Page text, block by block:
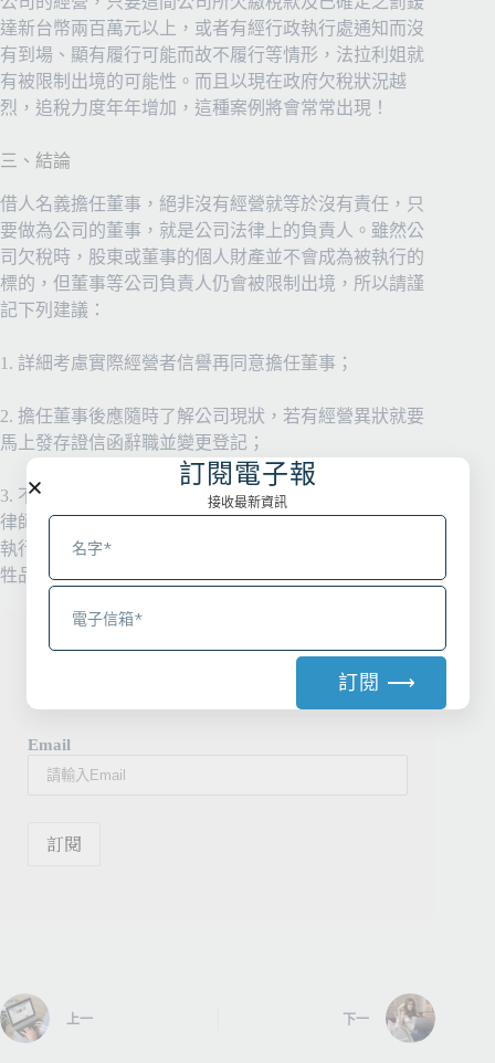
達新台幣兩百萬元以上，或者有經行政執行處通知而沒
有到場、顯有履行可能而故不履行等情形，法拉利姐就
有被限制出境的可能性。而且以現在政府欠稅狀況越
烈，追稅力度年年增加，這種案例將會常常出現！
三、結論
借人名義擔任董事，絕非沒有經營就等於沒有責任，只
要做為公司的董事，就是公司法律上的負責人。雖然公
司欠稅時，股東或董事的個人財產並不會成為被執行的
標的，但董事等公司負責人仍會被限制出境，所以請謹
記下列建議：
1. 詳細考慮實際經營者信譽再同意擔任董事；
2. 擔任董事後應隨時了解公司現狀，若有經營異狀就要
馬上發存證信函辭職並變更登記；
3. 不幸遇到國稅局催稅通知時也應該有警覺性立即委請
律師處理，千萬不能擺爛、躲避，否則將正好構成逃避
執行的要件，自投羅網成為行政執行署拘提、管收的犧
牲品！
訂閱電子報
Email
上一 下一
訂閱電子報
接收最新資訊
訂閱 ⟶
l
t
n
: